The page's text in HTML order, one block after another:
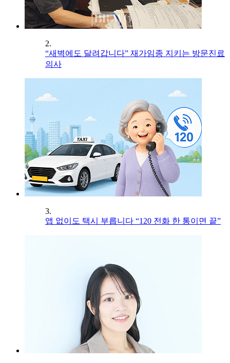
2.
“새벽에도 달려갑니다” 재가임종 지키는 방문진료
의사
3.
앱 없이도 택시 부릅니다 “120 전화 한 통이면 끝”